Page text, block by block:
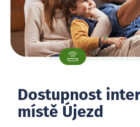
Dostupnost
místě Újezd